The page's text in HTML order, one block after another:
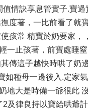
情訣享息管實子.寶
度著，一比前看了就
孩常 精寶於奶要家
一止孩著，前寶處睡
傳這子越快時哄了
種母一邊後入.定家
地大是時備一爺很此
及律良持以寶給哄爺